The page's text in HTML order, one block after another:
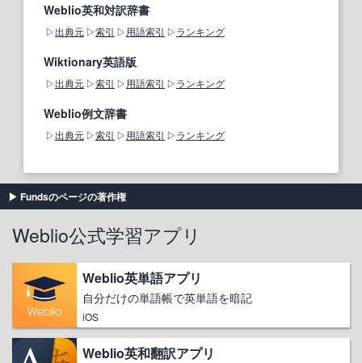
Weblio英和対訳辞書
出典元 索引 用語索引 ランキング
Wiktionary英語版
出典元 索引 用語索引 ランキング
Weblio例文辞書
出典元 索引 用語索引 ランキング
Fundsのページの著作権
Weblio公式学習アプリ
Weblio英単語アプリ
自分だけの単語帳で英単語を暗記
iOS
Weblio英和翻訳アプリ